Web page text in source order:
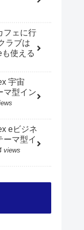
フェに行
ラブは
も使える
宇宙
マ型イン
eビジネ
ーマ型イ
views